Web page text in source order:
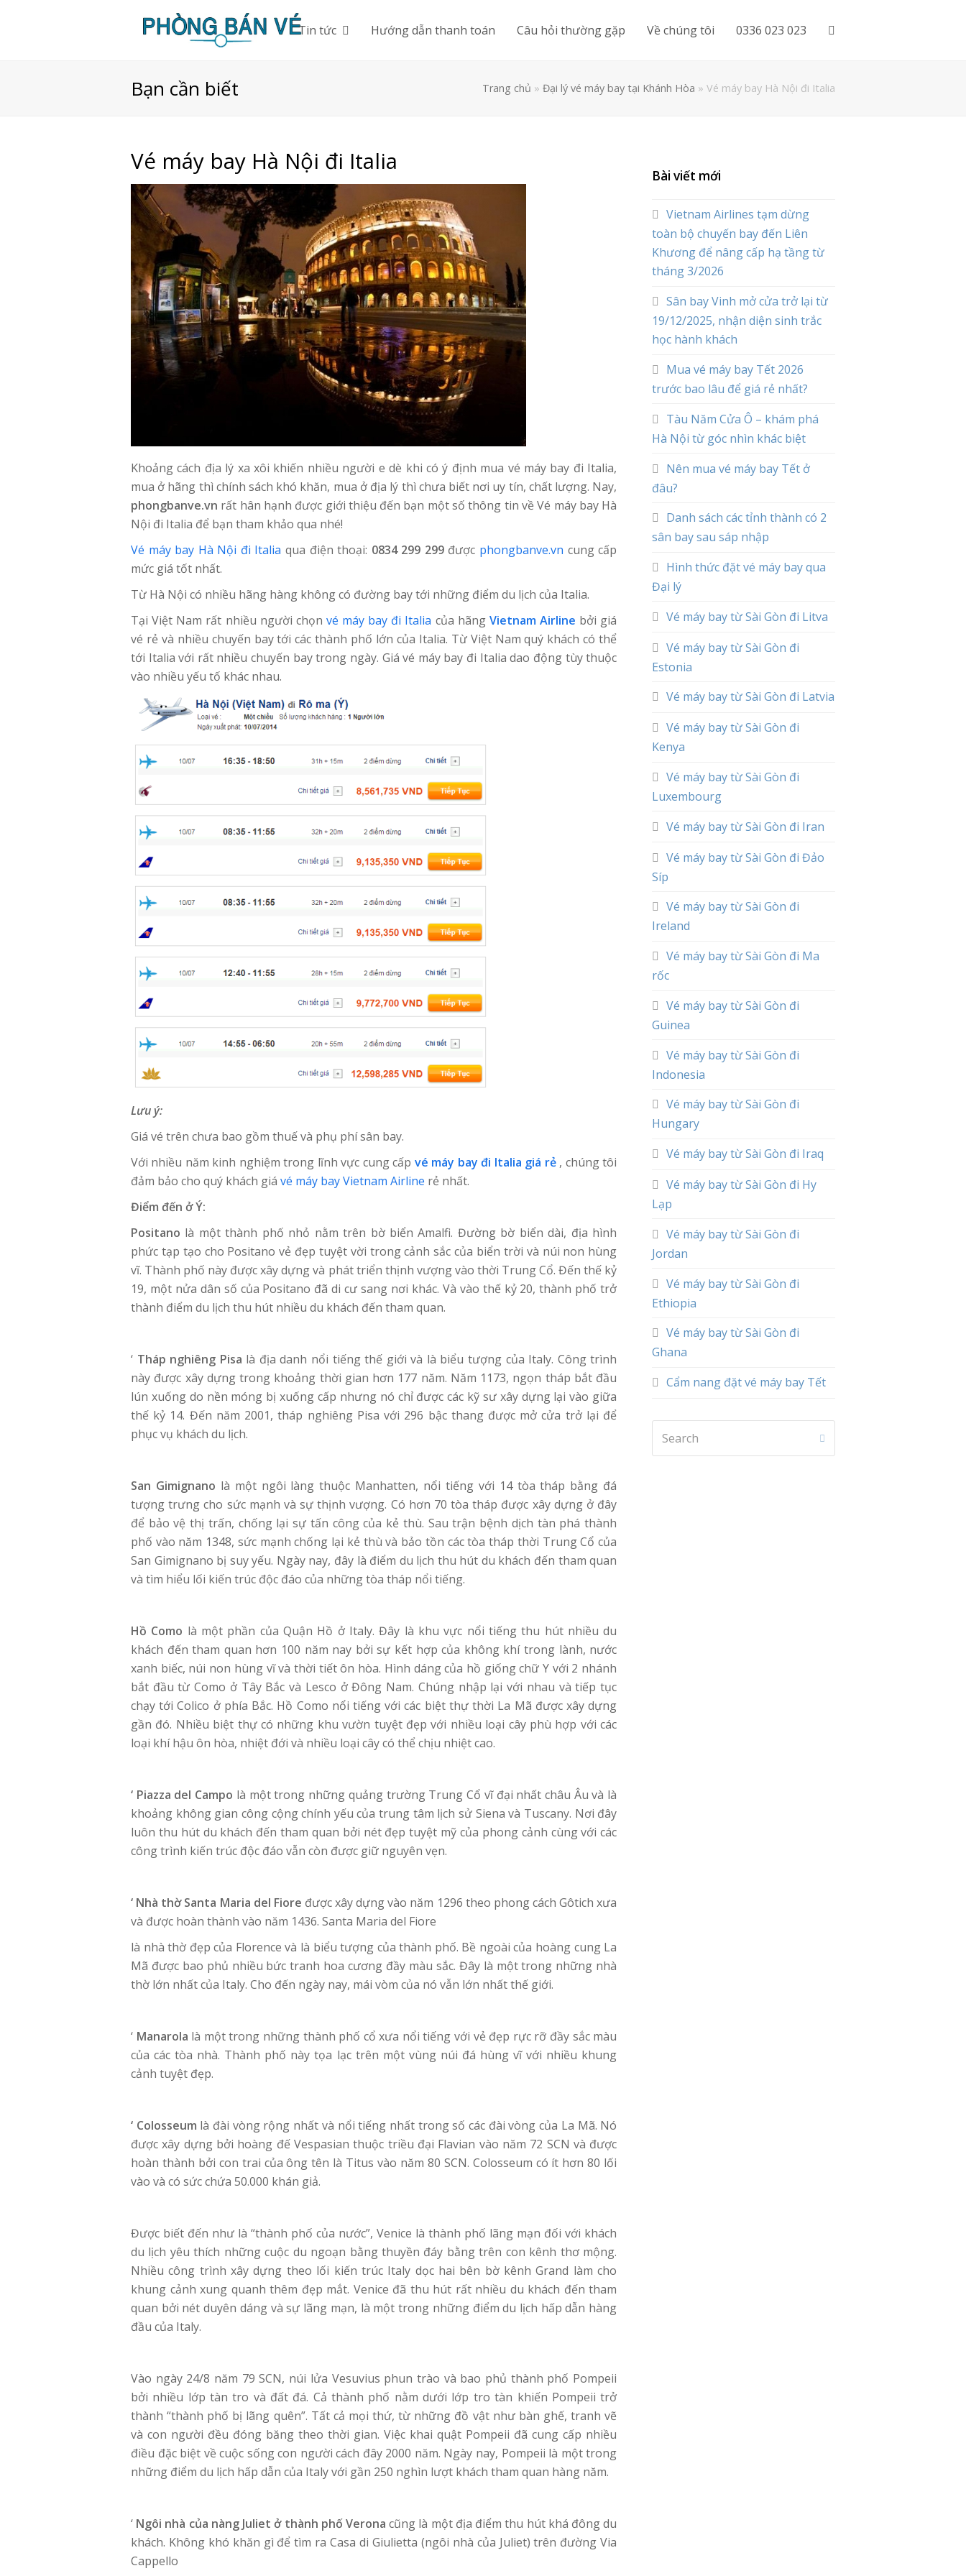
Tin tức Hướng dẫn thanh toán Câu hỏi thường gặp Về chúng tôi 0336 023 023
Bạn cần biết Trang chủ » Đại lý vé máy bay tại Khánh Hòa » Vé máy bay Hà Nội đi Italia
Vé máy bay Hà Nội đi Italia
Khoảng cách địa lý xa xôi khiến nhiều người e dè khi có ý định mua vé máy bay đi Italia,
mua ở hãng thì chính sách khó khăn, mua ở địa lý thì chưa biết nơi uy tín, chất lượng. Nay,
phongbanve.vn rất hân hạnh được giới thiệu đến bạn một số thông tin về Vé máy bay Hà
Nội đi Italia để bạn tham khảo qua nhé!
Vé máy bay Hà Nội đi Italia qua điện thoại: 0834 299 299 được phongbanve.vn cung cấp
mức giá tốt nhất.
Từ Hà Nội có nhiều hãng hàng không có đường bay tới những điểm du lịch của Italia.
Tại Việt Nam rất nhiều người chọn vé máy bay đi Italia của hãng Vietnam Airline bởi giá
vé rẻ và nhiều chuyến bay tới các thành phố lớn của Italia. Từ Việt Nam quý khách có thể
tới Italia với rất nhiều chuyến bay trong ngày. Giá vé máy bay đi Italia dao động tùy thuộc
vào nhiều yếu tố khác nhau.
Lưu ý:
Giá vé trên chưa bao gồm thuế và phụ phí sân bay.
Với nhiều năm kinh nghiệm trong lĩnh vực cung cấp vé máy bay đi Italia giá rẻ , chúng tôi
đảm bảo cho quý khách giá vé máy bay Vietnam Airline rẻ nhất.
Điểm đến ở Ý:
Positano là một thành phố nhỏ nằm trên bờ biển Amalfi. Đường bờ biển dài, địa hình
phức tạp tạo cho Positano vẻ đẹp tuyệt vời trong cảnh sắc của biển trời và núi non hùng
vĩ. Thành phố này được xây dựng và phát triển thịnh vượng vào thời Trung Cổ. Đến thế kỷ
19, một nửa dân số của Positano đã di cư sang nơi khác. Và vào thế kỷ 20, thành phố trở
thành điểm du lịch thu hút nhiều du khách đến tham quan.
‘ Tháp nghiêng Pisa là địa danh nổi tiếng thế giới và là biểu tượng của Italy. Công trình
này được xây dựng trong khoảng thời gian hơn 177 năm. Năm 1173, ngọn tháp bắt đầu
lún xuống do nền móng bị xuống cấp nhưng nó chỉ được các kỹ sư xây dựng lại vào giữa
thế kỷ 14. Đến năm 2001, tháp nghiêng Pisa với 296 bậc thang được mở cửa trở lại để
phục vụ khách du lịch.
San Gimignano là một ngôi làng thuộc Manhatten, nổi tiếng với 14 tòa tháp bằng đá
tượng trưng cho sức mạnh và sự thịnh vượng. Có hơn 70 tòa tháp được xây dựng ở đây
để bảo vệ thị trấn, chống lại sự tấn công của kẻ thù. Sau trận bệnh dịch tàn phá thành
phố vào năm 1348, sức mạnh chống lại kẻ thù và bảo tồn các tòa tháp thời Trung Cổ của
San Gimignano bị suy yếu. Ngày nay, đây là điểm du lịch thu hút du khách đến tham quan
và tìm hiểu lối kiến trúc độc đáo của những tòa tháp nổi tiếng.
Hồ Como là một phần của Quận Hồ ở Italy. Đây là khu vực nổi tiếng thu hút nhiều du
khách đến tham quan hơn 100 năm nay bởi sự kết hợp của không khí trong lành, nước
xanh biếc, núi non hùng vĩ và thời tiết ôn hòa. Hình dáng của hồ giống chữ Y với 2 nhánh
bắt đầu từ Como ở Tây Bắc và Lesco ở Đông Nam. Chúng nhập lại với nhau và tiếp tục
chạy tới Colico ở phía Bắc. Hồ Como nổi tiếng với các biệt thự thời La Mã được xây dựng
gần đó. Nhiều biệt thự có những khu vườn tuyệt đẹp với nhiều loại cây phù hợp với các
loại khí hậu ôn hòa, nhiệt đới và nhiều loại cây có thể chịu nhiệt cao.
‘ Piazza del Campo là một trong những quảng trường Trung Cổ vĩ đại nhất châu Âu và là
khoảng không gian công cộng chính yếu của trung tâm lịch sử Siena và Tuscany. Nơi đây
luôn thu hút du khách đến tham quan bởi nét đẹp tuyệt mỹ của phong cảnh cùng với các
công trình kiến trúc độc đáo vẫn còn được giữ nguyên vẹn.
‘ Nhà thờ Santa Maria del Fiore được xây dựng vào năm 1296 theo phong cách Gôtich xưa
và được hoàn thành vào năm 1436. Santa Maria del Fiore
là nhà thờ đẹp của Florence và là biểu tượng của thành phố. Bề ngoài của hoàng cung La
Mã được bao phủ nhiều bức tranh hoa cương đầy màu sắc. Đây là một trong những nhà
thờ lớn nhất của Italy. Cho đến ngày nay, mái vòm của nó vẫn lớn nhất thế giới.
‘ Manarola là một trong những thành phố cổ xưa nổi tiếng với vẻ đẹp rực rỡ đầy sắc màu
của các tòa nhà. Thành phố này tọa lạc trên một vùng núi đá hùng vĩ với nhiều khung
cảnh tuyệt đẹp.
‘ Colosseum là đài vòng rộng nhất và nổi tiếng nhất trong số các đài vòng của La Mã. Nó
được xây dựng bởi hoàng đế Vespasian thuộc triều đại Flavian vào năm 72 SCN và được
hoàn thành bởi con trai của ông tên là Titus vào năm 80 SCN. Colosseum có ít hơn 80 lối
vào và có sức chứa 50.000 khán giả.
Được biết đến như là “thành phố của nước”, Venice là thành phố lãng mạn đối với khách
du lịch yêu thích những cuộc du ngoạn bằng thuyền đáy bằng trên con kênh thơ mộng.
Nhiều công trình xây dựng theo lối kiến trúc Italy dọc hai bên bờ kênh Grand làm cho
khung cảnh xung quanh thêm đẹp mắt. Venice đã thu hút rất nhiều du khách đến tham
quan bởi nét duyên dáng và sự lãng mạn, là một trong những điểm du lịch hấp dẫn hàng
đầu của Italy.
Vào ngày 24/8 năm 79 SCN, núi lửa Vesuvius phun trào và bao phủ thành phố Pompeii
bởi nhiều lớp tàn tro và đất đá. Cả thành phố nằm dưới lớp tro tàn khiến Pompeii trở
thành “thành phố bị lãng quên”. Tất cả mọi thứ, từ những đồ vật như bàn ghế, tranh vẽ
và con người đều đóng băng theo thời gian. Việc khai quật Pompeii đã cung cấp nhiều
điều đặc biệt về cuộc sống con người cách đây 2000 năm. Ngày nay, Pompeii là một trong
những điểm du lịch hấp dẫn của Italy với gần 250 nghìn lượt khách tham quan hàng năm.
‘ Ngôi nhà của nàng Juliet ở thành phố Verona cũng là một địa điểm thu hút khá đông du
khách. Không khó khăn gì để tìm ra Casa di Giulietta (ngôi nhà của Juliet) trên đường Via
Cappello
Bài viết mới
Vietnam Airlines tạm dừng
toàn bộ chuyến bay đến Liên
Khương để nâng cấp hạ tầng từ
tháng 3/2026
Sân bay Vinh mở cửa trở lại từ
19/12/2025, nhận diện sinh trắc
học hành khách
Mua vé máy bay Tết 2026
trước bao lâu để giá rẻ nhất?
Tàu Năm Cửa Ô – khám phá
Hà Nội từ góc nhìn khác biệt
Nên mua vé máy bay Tết ở
đâu?
Danh sách các tỉnh thành có 2
sân bay sau sáp nhập
Hình thức đặt vé máy bay qua
Đại lý
Vé máy bay từ Sài Gòn đi Litva
Vé máy bay từ Sài Gòn đi
Estonia
Vé máy bay từ Sài Gòn đi Latvia
Vé máy bay từ Sài Gòn đi
Kenya
Vé máy bay từ Sài Gòn đi
Luxembourg
Vé máy bay từ Sài Gòn đi Iran
Vé máy bay từ Sài Gòn đi Đảo
Síp
Vé máy bay từ Sài Gòn đi
Ireland
Vé máy bay từ Sài Gòn đi Ma
rốc
Vé máy bay từ Sài Gòn đi
Guinea
Vé máy bay từ Sài Gòn đi
Indonesia
Vé máy bay từ Sài Gòn đi
Hungary
Vé máy bay từ Sài Gòn đi Iraq
Vé máy bay từ Sài Gòn đi Hy
Lạp
Vé máy bay từ Sài Gòn đi
Jordan
Vé máy bay từ Sài Gòn đi
Ethiopia
Vé máy bay từ Sài Gòn đi
Ghana
Cẩm nang đặt vé máy bay Tết